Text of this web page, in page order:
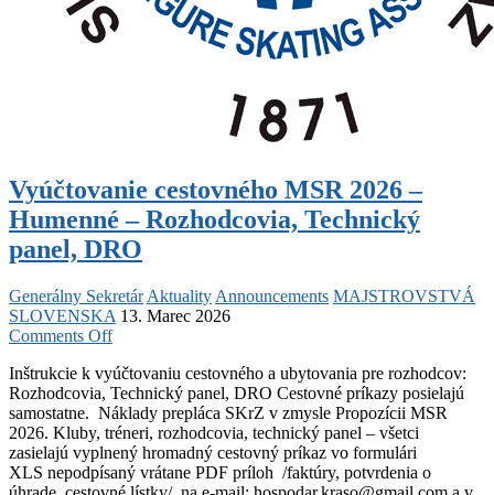
Vyúčtovanie cestovného MSR 2026 –
Humenné – Rozhodcovia, Technický
panel, DRO
Generálny Sekretár Aktuality Announcements MAJSTROVSTVÁ
SLOVENSKA 13. Marec 2026
Comments Offon
cestovného
MSR
2026
–
Humenné
–
Inštrukcie k vyúčtovaniu cestovného a ubytovania pre rozhodcov:
Rozhodcovia, Technický panel, DRO Cestovné príkazy posielajú
samostatne. Náklady prepláca SKrZ v zmysle Propozícii MSR
2026. Kluby, tréneri, rozhodcovia, technický panel – všetci
zasielajú vyplnený hromadný cestovný príkaz vo formulári
XLS nepodpísaný vrátane PDF príloh /faktúry, potvrdenia o